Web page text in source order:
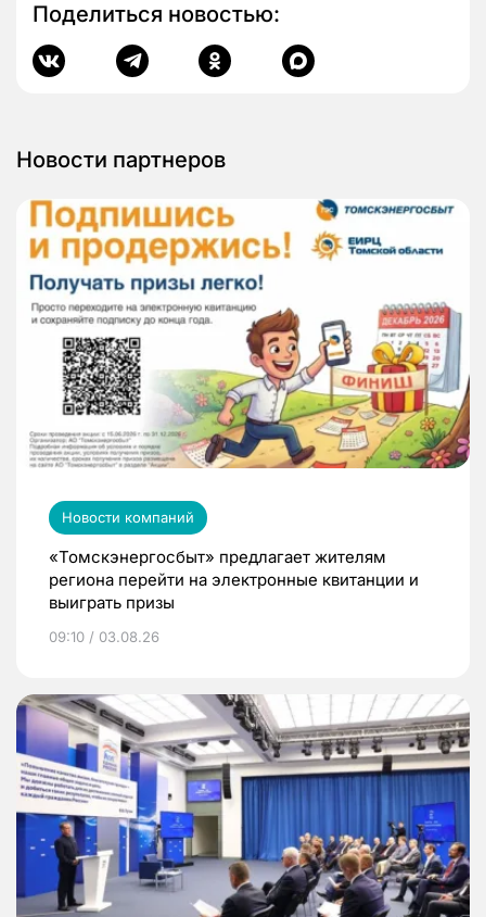
Поделиться новостью:
Новости партнеров
Новости компаний
«Томскэнергосбыт» предлагает жителям
региона перейти на электронные квитанции и
выиграть призы
09:10 / 03.08.26